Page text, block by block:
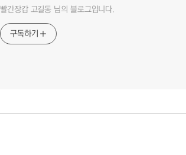
빨간장갑 고길동 님의 블로그입니다.
구독하기